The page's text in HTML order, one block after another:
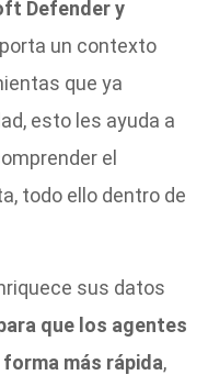
Defender y
un contexto
que ya
esto les ayuda a
el
todo ello dentro de
sus datos
que los agentes
más rápida,